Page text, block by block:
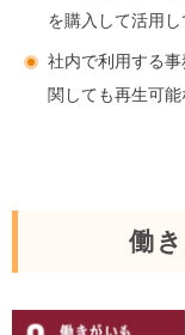
を購入して活用し
社内で利用する
関しても再生可能
働